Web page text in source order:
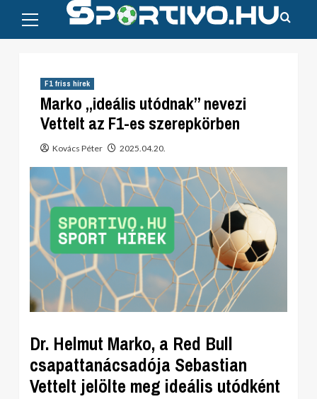
content
Menu
F1 friss hírek
Marko „ideális utódnak” nevezi
Vettelt az F1-es szerepkörben
Kovács Péter 2025.04.20.
Dr. Helmut Marko, a Red Bull
csapattanácsadója Sebastian
Vettelt jelölte meg ideális utódként